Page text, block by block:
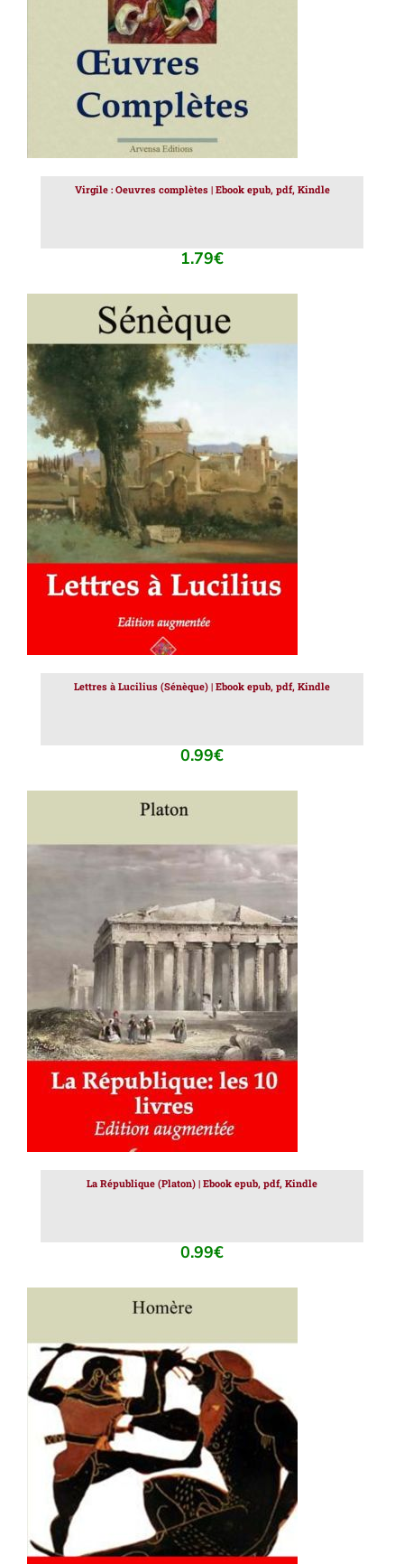
Virgile : Oeuvres complètes | Ebook epub, pdf, Kindle
1.79€
AJOUTER AU PANIER / DÉTAILS
Lettres à Lucilius (Sénèque) | Ebook epub, pdf, Kindle
0.99€
AJOUTER AU PANIER DÉTAILS
La République (Platon) | Ebook epub, pdf, Kindle
0.99€
AJOUTER AU PANIER / DÉTAILS